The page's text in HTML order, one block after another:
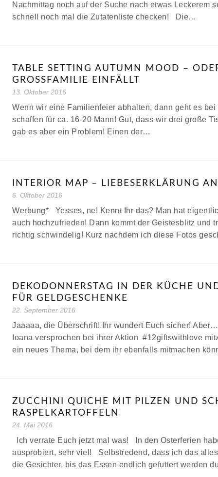
Nachmittag noch auf der Suche nach etwas Leckerem
schnell noch mal die Zutatenliste checken! Die…
TABLE SETTING AUTUMN MOOD –
GROSSFAMILIE EINFÄLLT
13. Oktober 2016
Wenn wir eine Familienfeier abhalten, dann geht es
schaffen für ca. 16-20 Mann! Gut, dass wir drei große
gab es aber ein Problem! Einen der…
INTERIOR MAP – LIEBESERKLÄRUNG
6. Oktober 2016
Werbung* Yesses, ne! Kennt Ihr das? Man hat
auch hochzufrieden! Dann kommt der Geistesblitz und
richtig schwindelig! Kurz nachdem ich diese Fotos
DEKODONNERSTAG IN DER KÜCHE
FÜR GELDGESCHENKE
22. September 2016
Jaaaaa, die Überschrift! Ihr wundert Euch sicher!
Ioana versprochen bei ihrer Aktion #12giftswithlove
ein neues Thema, bei dem ihr ebenfalls mitmachen
ZUCCHINI QUICHE MIT PILZEN UND
RASPELKARTOFFELN
24. Mai 2016
Ich verrate Euch jetzt mal was! In den Osterferien
ausprobiert, sehr viel! Selbstredend, dass ich das
die Gesichter, bis das Essen endlich gefuttert werden